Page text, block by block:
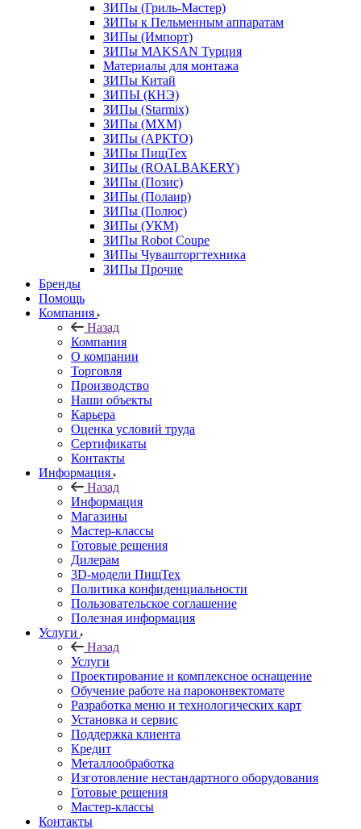
ЗИПы (Гриль-Мастер)
ЗИПы к Пельменным аппаратам
ЗИПы (Импорт)
ЗИПы MAKSAN Турция
Материалы для монтажа
ЗИПы Китай
ЗИПЫ (КНЭ)
ЗИПы (Starmix)
ЗИПы (МХМ)
ЗИПы (АРКТО)
ЗИПы ПищТех
ЗИПы (ROALBAKERY)
ЗИПы (Позис)
ЗИПы (Полаир)
ЗИПы (Полюс)
ЗИПы (УКМ)
ЗИПы Robot Coupe
ЗИПы Чувашторгтехника
ЗИПы Прочие
Бренды
Помощь
Компания
Назад
Компания
О компании
Торговля
Производство
Наши объекты
Карьера
Оценка условий труда
Сертификаты
Контакты
Информация
Назад
Информация
Магазины
Мастер-классы
Готовые решения
Дилерам
3D-модели ПищТех
Политика конфиденциальности
Пользовательское соглашение
Полезная информация
Услуги
Назад
Услуги
Проектирование и комплексное оснащение
Обучение работе на пароконвектомате
Разработка меню и технологических карт
Установка и сервис
Поддержка клиента
Кредит
Металлообработка
Изготовление нестандартного оборудования
Готовые решения
Мастер-классы
Контакты